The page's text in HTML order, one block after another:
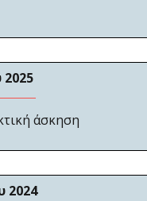
2025
άσκηση
2024